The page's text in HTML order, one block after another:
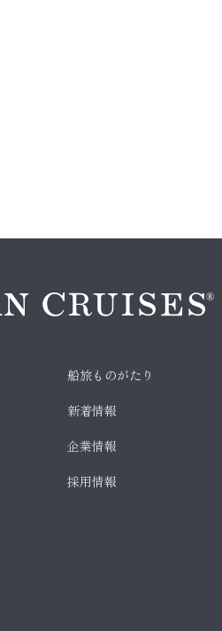
船旅ものがたり
新着情報
企業情報
採用情報